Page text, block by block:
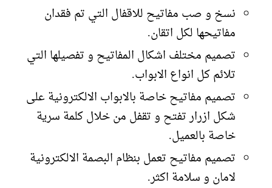
نسخ و صب مفاتيح للاقفال التي تم فقدان
مفاتيحها لكل اتقان.
تصميم مختلف اشكال المفاتيح و تفصيلها التي
تلائم كل انواع الابواب.
تصميم مفاتيح خاصة بالابواب الالكترونية على
شكل ازرار تفتح و تقفل من خلال كلمة سرية
خاصة بالعميل.
تصميم مفاتيح تعمل بنظام البصمة الالكترونية
لامان و سلامة اكثر.